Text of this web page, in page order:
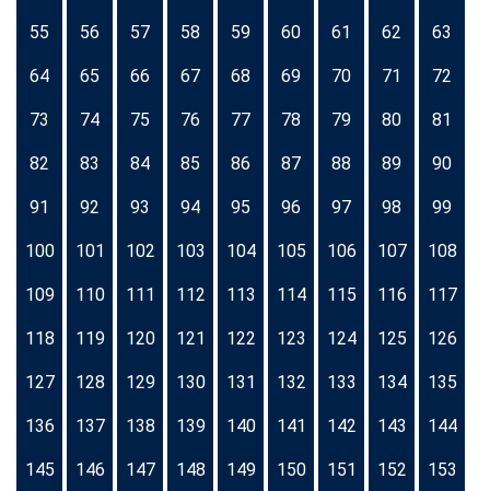
55 56 57 58 59 60 61 62 63
64 65 66 67 68 69 70 71 72
73 74 75 76 77 78 79 80 81
82 83 84 85 86 87 88 89 90
91 92 93 94 95 96 97 98 99
100 101 102 103 104 105 106 107 108
109 110 111 112 113 114 115 116 117
118 119 120 121 122 123 124 125 126
127 128 129 130 131 132 133 134 135
136 137 138 139 140 141 142 143 144
145 146 147 148 149 150 151 152 153